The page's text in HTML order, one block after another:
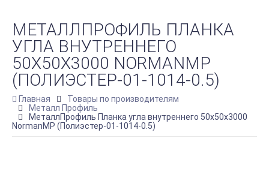
МЕТАЛЛПРОФИЛЬ ПЛАНКА
УГЛА ВНУТРЕННЕГО
50Х50Х3000 NORMANMP
(ПОЛИЭСТЕР-01-1014-0.5)
Главная
Товары по производителям
Металл Профиль
МеталлПрофиль Планка угла внутреннего 50х50х3000
NormanMP (Полиэстер-01-1014-0.5)